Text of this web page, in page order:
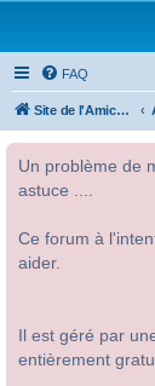
FAQ
Site de l'Amicale Citroën 10HP
Un problème de
astuce ....
Ce forum à
aider.
Il est géré par
entièrement